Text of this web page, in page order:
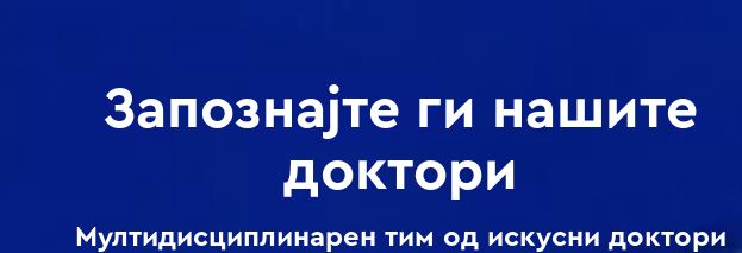
Запознајте ги нашите
доктори
Мултидисциплинарен тим од искусни доктори